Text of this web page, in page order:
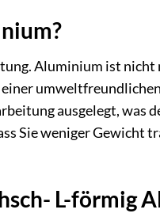
Aluminium ist
einer
ausgelegt, was
Sie weniger Gewicht
L-förmig